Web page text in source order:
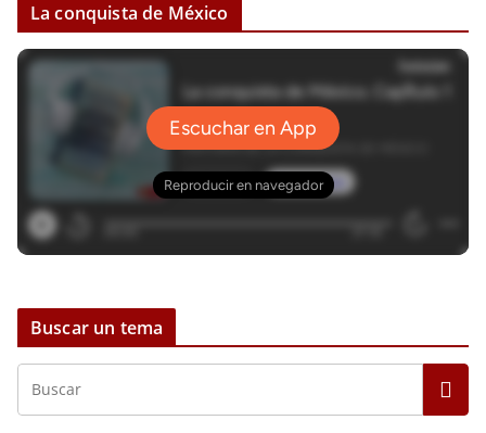
La conquista de México
Buscar un tema